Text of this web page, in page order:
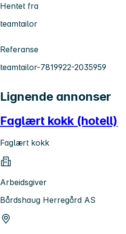
Hentet fra
teamtailor
Referanse
teamtailor-7819922-2035959
Lignende annonser
Faglært kokk (hotell)
Faglært kokk
Arbeidsgiver
Bårdshaug Herregård AS